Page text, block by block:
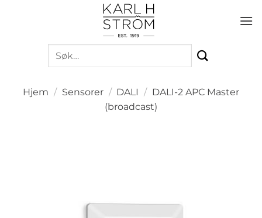
Søk
etter:
Hjem / Sensorer / DALI / DALI-2 APC Master
(broadcast)